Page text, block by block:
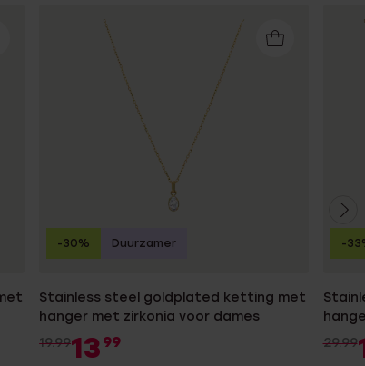
Stainless steel goldplated ketting met
hanger met zirkonia voor dames
19.9913 99
-30% Duurzamer
29.99
-